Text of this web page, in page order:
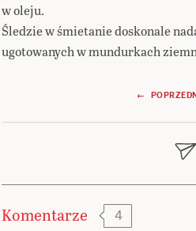
w oleju.
Śledzie w śmietanie doskonale
ugotowanych w mundurkach
wpisu
←
Komentarze 4